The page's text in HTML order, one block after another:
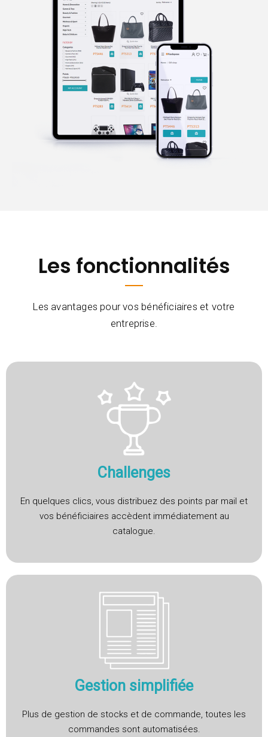
Les fonctionnalités
Les avantages pour vos bénéficiaires et votre
entreprise.
Challenges
En quelques clics, vous distribuez des points par mail et
vos bénéficiaires accèdent immédiatement au
catalogue.
Gestion simplifiée
Plus de gestion de stocks et de commande, toutes les
commandes sont automatisées.